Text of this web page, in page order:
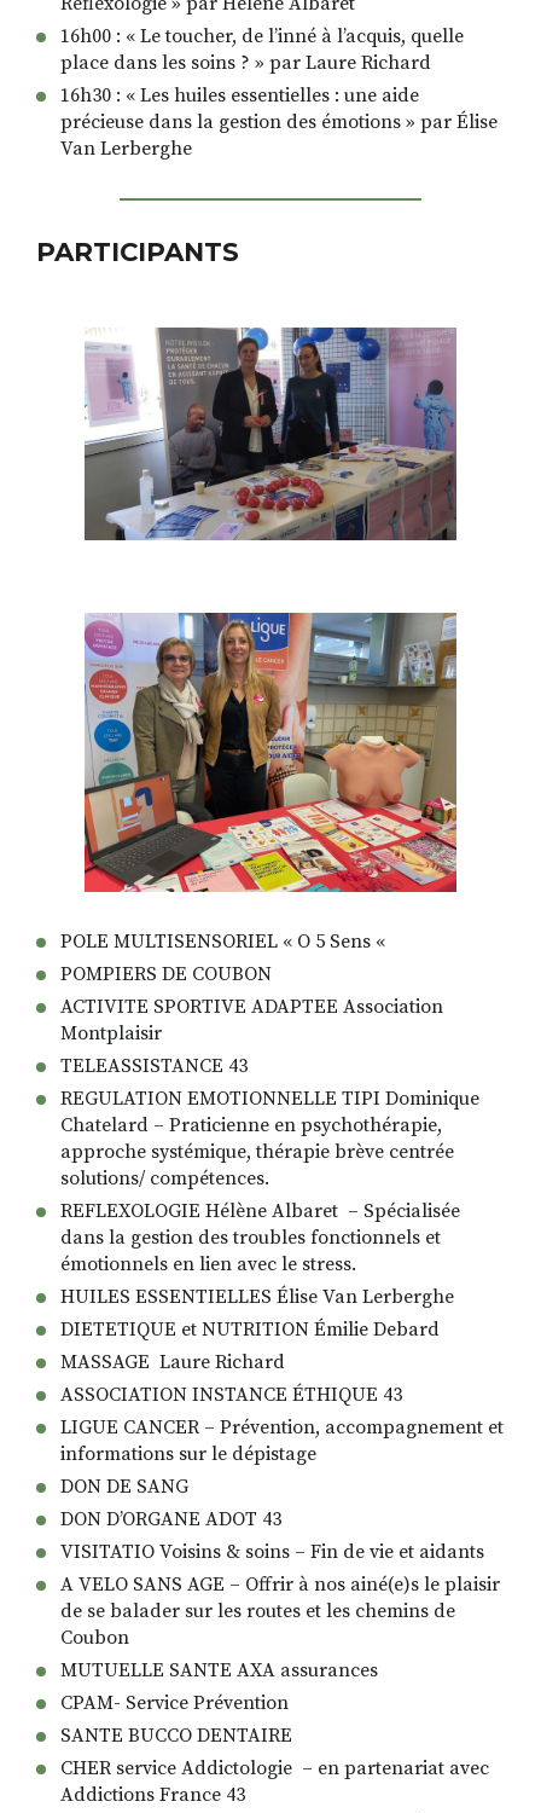
16h00 : « Le toucher, de l’inné à l’acquis, quelle
place dans les soins ? » par Laure Richard
16h30 : « Les huiles essentielles : une aide
précieuse dans la gestion des émotions » par Élise
Van Lerberghe
PARTICIPANTS
POLE MULTISENSORIEL « O 5 Sens «
POMPIERS DE COUBON
ACTIVITE SPORTIVE ADAPTEE Association
Montplaisir
TELEASSISTANCE 43
REGULATION EMOTIONNELLE TIPI Dominique
Chatelard – Praticienne en psychothérapie,
approche systémique, thérapie brève centrée
solutions/ compétences.
REFLEXOLOGIE Hélène Albaret – Spécialisée
dans la gestion des troubles fonctionnels et
émotionnels en lien avec le stress.
HUILES ESSENTIELLES Élise Van Lerberghe
DIETETIQUE et NUTRITION Émilie Debard
MASSAGE Laure Richard
ASSOCIATION INSTANCE ÉTHIQUE 43
LIGUE CANCER – Prévention, accompagnement et
informations sur le dépistage
DON DE SANG
DON D’ORGANE ADOT 43
VISITATIO Voisins & soins – Fin de vie et aidants
A VELO SANS AGE – Offrir à nos ainé(e)s le plaisir
de se balader sur les routes et les chemins de
Coubon
MUTUELLE SANTE AXA assurances
CPAM- Service Prévention
SANTE BUCCO DENTAIRE
CHER service Addictologie – en partenariat avec
Addictions France 43